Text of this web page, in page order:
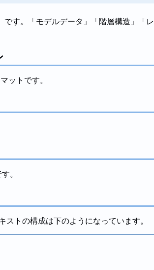
です。「モデルデータ」「階層構造」
ットです。
。
ストの構成は下のようになっています。